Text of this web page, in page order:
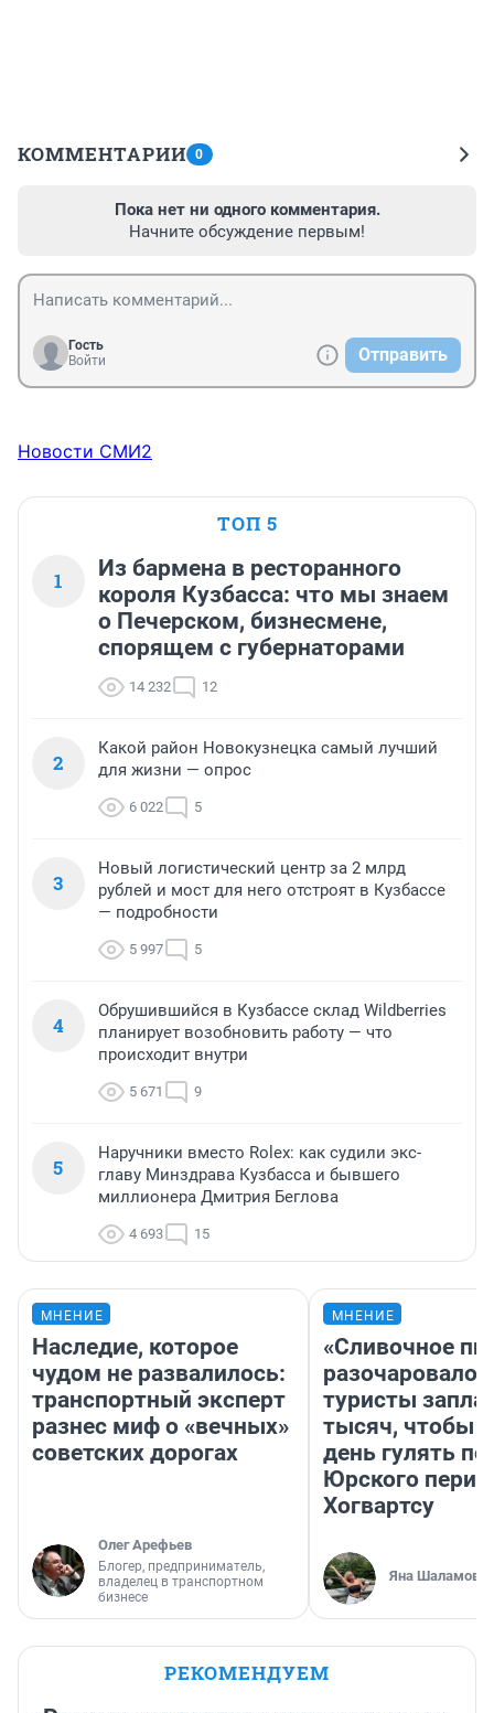
КОММЕНТАРИИ 0
Пока нет ни одного комментария.
Начните обсуждение первым!
Гость
Войти
Отправить
Новости СМИ2
ТОП 5
1
Из бармена в ресторанного
короля Кузбасса: что мы знаем
о Печерском, бизнесмене,
спорящем с губернаторами
14 232 12
2
Какой район Новокузнецка самый лучший
для жизни — опрос
6 022 5
3
Новый логистический центр за 2 млрд
рублей и мост для него отстроят в Кузбассе
— подробности
5 997 5
4
Обрушившийся в Кузбассе склад Wildberries
планирует возобновить работу — что
происходит внутри
5 671 9
5
Наручники вместо Rolex: как судили экс-
главу Минздрава Кузбасса и бывшего
миллионера Дмитрия Беглова
4 693 15
МНЕНИЕ
Наследие, которое
чудом не развалилось:
транспортный эксперт
разнес миф о «вечных»
советских дорогах
Олег Арефьев
Блогер, предприниматель,
владелец в транспортном
бизнесе
МНЕНИЕ
«Сливочное
разочаровало»:
туристы
тысяч, чтобы
день гулять по
Юрского
Хогвартсу
Яна Шаламова
РЕКОМЕНДУЕМ